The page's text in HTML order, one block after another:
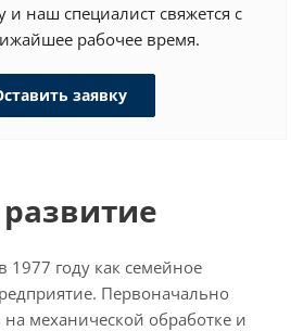
и наш специалист свяжется с
рабочее время.
заявку
1977 году как семейное
Первоначально
механической обработке и